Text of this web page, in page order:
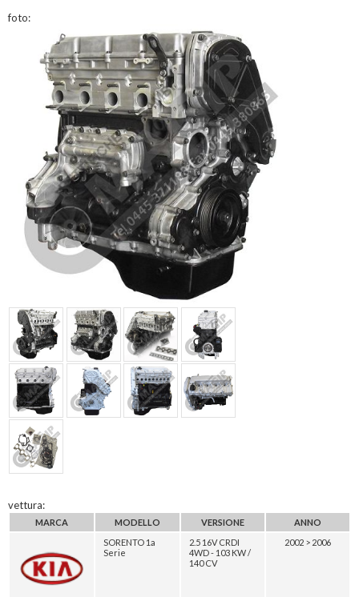
foto:
vettura:
MARCA MODELLO VERSIONE
ANNO
SORENTO 1a
Serie
2.5 16V CRDI
4WD - 103 KW /
140 CV
2002 > 2006